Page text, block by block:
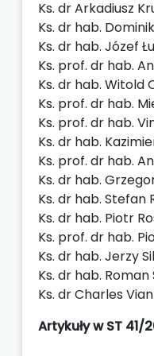
Ks. dr Arkadiusz
Ks. dr hab.
Ks. dr hab. Józef
Ks. prof. dr hab.
Ks. dr hab. Witold
Ks. prof. dr hab.
Ks. prof. dr hab.
Ks. dr hab.
Ks. prof. dr hab.
Ks. dr hab.
Ks. dr hab. Stefan
Ks. dr hab. Piotr
Ks. prof. dr hab.
Ks. dr hab. Jerzy
Ks. dr hab. Roman
Ks. dr Charles
Artykuły w ST